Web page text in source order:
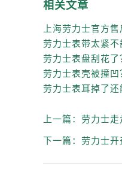
相关文章
劳力士表带太紧
劳力士表盘刮花
劳力士表壳被撞
劳力士表耳掉了
上一篇： 劳力士走
下一篇： 劳力士开